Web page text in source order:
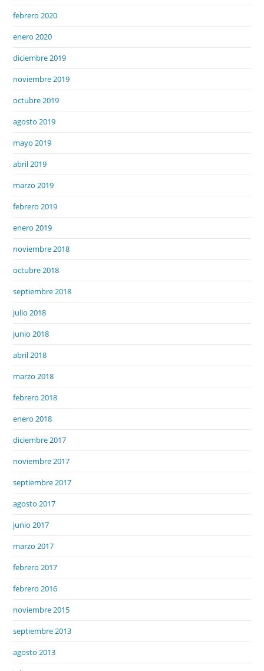
febrero 2020
enero 2020
diciembre 2019
noviembre 2019
octubre 2019
agosto 2019
mayo 2019
abril 2019
marzo 2019
febrero 2019
enero 2019
noviembre 2018
octubre 2018
septiembre 2018
julio 2018
junio 2018
abril 2018
marzo 2018
febrero 2018
enero 2018
diciembre 2017
noviembre 2017
septiembre 2017
agosto 2017
junio 2017
marzo 2017
febrero 2017
febrero 2016
noviembre 2015
septiembre 2013
agosto 2013